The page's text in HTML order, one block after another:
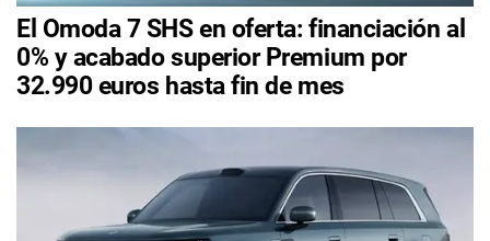
El Omoda 7 SHS en oferta: financiación al
0% y acabado superior Premium por
32.990 euros hasta fin de mes